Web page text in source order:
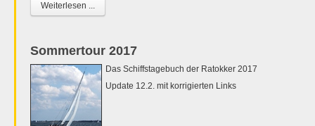
Weiterlesen ...
Sommertour 2017
Das Schiffstagebuch der Ratokker 2017
Update 12.2. mit korrigierten Links